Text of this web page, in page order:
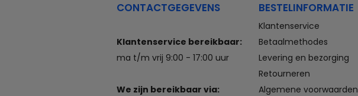
CONTACTGEGEVENS
Klantenservice bereikbaar:
ma t/m vrij 9:00 - 17:00 uur
We zijn bereikbaar via:
BESTELINFORMATIE
Klantenservice
Betaalmethodes
Levering en bezorging
Retourneren
Algemene voorwaarden